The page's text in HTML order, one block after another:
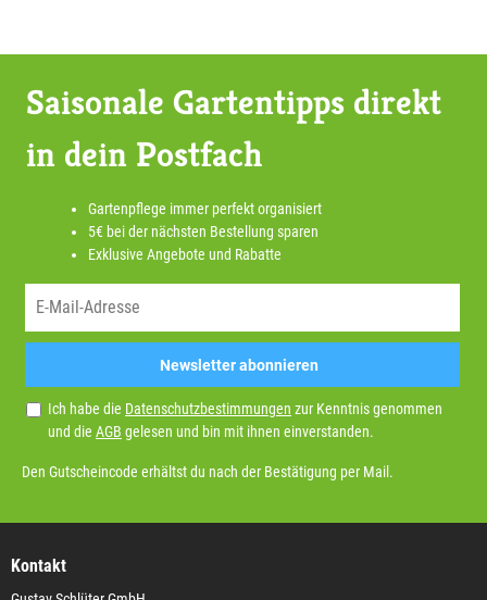
Saisonale Gartentipps direkt
in dein Postfach
Gartenpflege immer perfekt organisiert
5€ bei der nächsten Bestellung sparen
Exklusive Angebote und Rabatte
Newsletter abonnieren
Ich habe die Datenschutzbestimmungen zur Kenntnis genommen
und die AGB gelesen und bin mit ihnen einverstanden.
Den Gutscheincode erhältst du nach der Bestätigung per Mail.
Kontakt